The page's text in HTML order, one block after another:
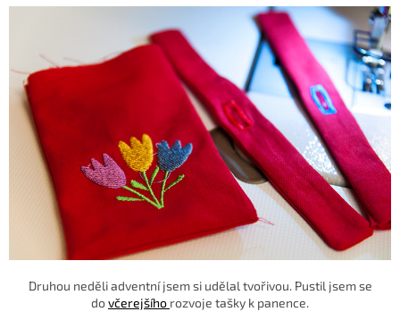
Druhou neděli adventní jsem si udělal tvořivou. Pustil jsem se
dovčerejšího rozvoje tašky k panence.